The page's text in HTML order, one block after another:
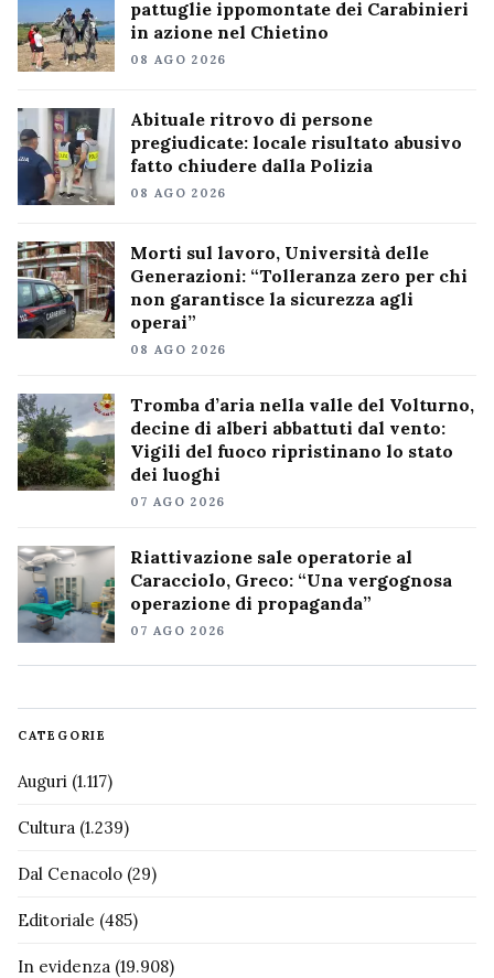
pattuglie ippomontate dei Carabinieri
in azione nel Chietino
08 AGO 2026
Abituale ritrovo di persone
pregiudicate: locale risultato abusivo
fatto chiudere dalla Polizia
08 AGO 2026
Morti sul lavoro, Università delle
Generazioni: “Tolleranza zero per chi
non garantisce la sicurezza agli
operai”
08 AGO 2026
Tromba d’aria nella valle del Volturno,
decine di alberi abbattuti dal vento:
Vigili del fuoco ripristinano lo stato
dei luoghi
07 AGO 2026
Riattivazione sale operatorie al
Caracciolo, Greco: “Una vergognosa
operazione di propaganda”
07 AGO 2026
CATEGORIE
Auguri (1.117)
Cultura (1.239)
Dal Cenacolo (29)
Editoriale (485)
In evidenza (19.908)